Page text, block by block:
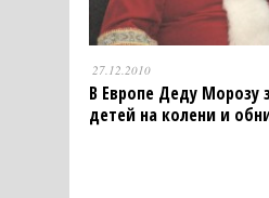
27.12.2010
В Европе Деду Морозу
детей на колени и